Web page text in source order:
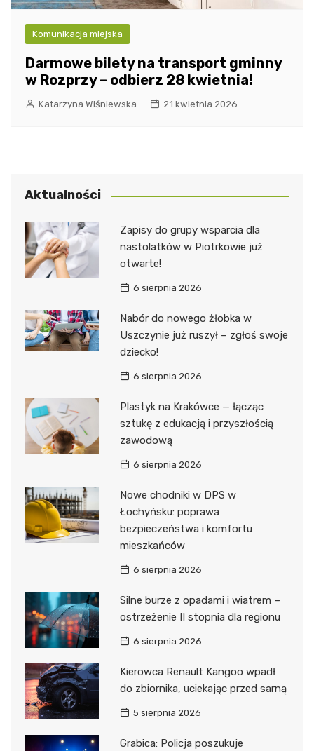
Komunikacja miejska
Darmowe bilety na transport gminny
w Rozprzy – odbierz 28 kwietnia!
Katarzyna Wiśniewska 21 kwietnia 2026
Aktualności
Zapisy do grupy wsparcia dla
nastolatków w Piotrkowie już
otwarte!
6 sierpnia 2026
Nabór do nowego żłobka w
Uszczynie już ruszył – zgłoś swoje
dziecko!
6 sierpnia 2026
Plastyk na Krakówce — łącząc
sztukę z edukacją i przyszłością
zawodową
6 sierpnia 2026
Nowe chodniki w DPS w
Łochyńsku: poprawa
bezpieczeństwa i komfortu
mieszkańców
6 sierpnia 2026
Silne burze z opadami i wiatrem –
ostrzeżenie II stopnia dla regionu
6 sierpnia 2026
Kierowca Renault Kangoo wpadł
do zbiornika, uciekając przed sarną
5 sierpnia 2026
Grabica: Policja poszukuje